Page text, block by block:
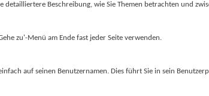
Beschreibung, wie Sie Themen betrachten und
zu'-Menü am Ende fast jeder Seite verwenden.
auf seinen Benutzernamen. Dies führt Sie in sein